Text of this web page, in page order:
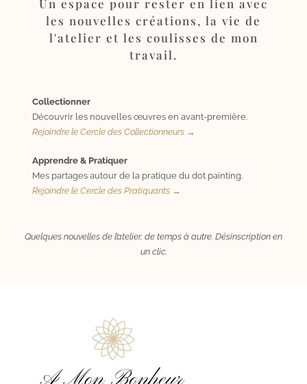
Un espace pour rester en lien avec
les nouvelles créations, la vie de
l'atelier et les coulisses de mon
travail.
Collectionner
Découvrir les nouvelles œuvres en avant-première.
Rejoindre le Cercle des Collectionneurs →
Apprendre & Pratiquer
Mes partages autour de la pratique du dot painting.
Rejoindre le Cercle des Pratiquants →
Quelques nouvelles de l’atelier, de temps à autre. Désinscription en
un clic.